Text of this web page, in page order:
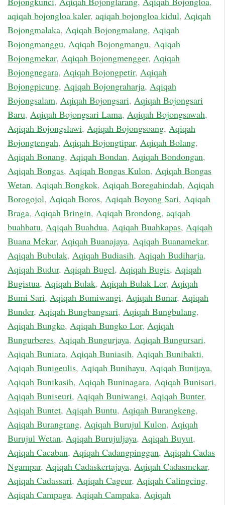
aqiqah bojongloa kaler, aqiqah bojongloa kidul, Aqiqah
Bojongmalaka, Aqiqah Bojongmalang, Aqiqah
Bojongmanggu, Aqiqah Bojongmangu, Aqiqah
Bojongmekar, Aqiqah Bojongmengger, Aqiqah
Bojongnegara, Aqiqah Bojongpetir, Aqiqah
Bojongpicung, Aqiqah Bojongraharja, Aqiqah
Bojongsalam, Aqiqah Bojongsari, Aqiqah Bojongsari
Baru, Aqiqah Bojongsari Lama, Aqiqah Bojongsawah,
Aqiqah Bojongslawi, Aqiqah Bojongsoang, Aqiqah
Bojongtengah, Aqiqah Bojongtipar, Aqiqah Bolang,
Aqiqah Bonang, Aqiqah Bondan, Aqiqah Bondongan,
Aqiqah Bongas, Aqiqah Bongas Kulon, Aqiqah Bongas
Wetan, Aqiqah Bongkok, Aqiqah Boregahindah, Aqiqah
Borogojol, Aqiqah Boros, Aqiqah Boyong Sari, Aqiqah
Braga, Aqiqah Bringin, Aqiqah Brondong, aqiqah
buahbatu, Aqiqah Buahdua, Aqiqah Buahkapas, Aqiqah
Buana Mekar, Aqiqah Buanajaya, Aqiqah Buanamekar,
Aqiqah Bubulak, Aqiqah Budiasih, Aqiqah Budiharja,
Aqiqah Budur, Aqiqah Bugel, Aqiqah Bugis, Aqiqah
Bugistua, Aqiqah Bulak, Aqiqah Bulak Lor, Aqiqah
Bumi Sari, Aqiqah Bumiwangi, Aqiqah Bunar, Aqiqah
Bunder, Aqiqah Bungbangsari, Aqiqah Bungbulang,
Aqiqah Bungko, Aqiqah Bungko Lor, Aqiqah
Bungurberes, Aqiqah Bungurjaya, Aqiqah Bungursari,
Aqiqah Buniara, Aqiqah Buniasih, Aqiqah Bunibakti,
Aqiqah Bunigeulis, Aqiqah Bunihayu, Aqiqah Bunijaya,
Aqiqah Bunikasih, Aqiqah Buninagara, Aqiqah Bunisari,
Aqiqah Buniseuri, Aqiqah Buniwangi, Aqiqah Bunter,
Aqiqah Buntet, Aqiqah Buntu, Aqiqah Burangkeng,
Aqiqah Burangrang, Aqiqah Burujul Kulon, Aqiqah
Burujul Wetan, Aqiqah Burujuljaya, Aqiqah Buyut,
Aqiqah Cacaban, Aqiqah Cadangpinggan, Aqiqah Cadas
Ngampar, Aqiqah Cadaskertajaya, Aqiqah Cadasmekar,
Aqiqah Cadassari, Aqiqah Cageur, Aqiqah Calingcing,
Aqiqah Campaga, Aqiqah Campaka, Aqiqah